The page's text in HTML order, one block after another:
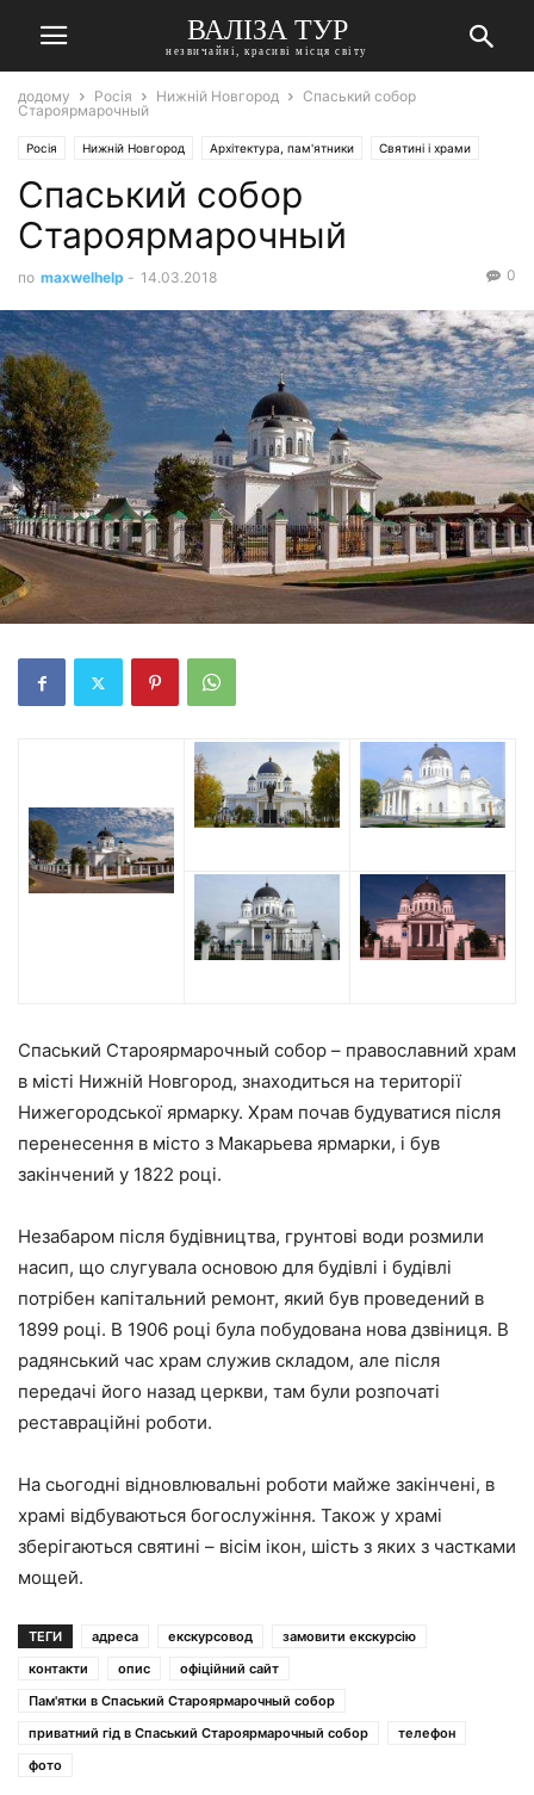
ВАЛІЗА ТУР
незвичайні, красиві місця світу
додому Росія Нижній Новгород
Спаський собор
Староярмарочный
Росія Нижній Новгород Архітектура, пам'ятники Святині і храми
Спаський собор
Староярмарочный
по maxwelhelp - 14.03.2018 0
Спаський Староярмарочный собор – православний храм
в місті Нижній Новгород, знаходиться на території
Нижегородської ярмарку. Храм почав будуватися після
перенесення в місто з Макарьева ярмарки, і був
закінчений у 1822 році.
Незабаром після будівництва, грунтові води розмили
насип, що слугувала основою для будівлі і будівлі
потрібен капітальний ремонт, який був проведений в
1899 році. В 1906 році була побудована нова дзвіниця. В
радянський час храм служив складом, але після
передачі його назад церкви, там були розпочаті
реставраційні роботи.
На сьогодні відновлювальні роботи майже закінчені, в
храмі відбуваються богослужіння. Також у храмі
зберігаються святині – вісім ікон, шість з яких з частками
мощей.
ТЕГИ адреса екскурсовод
замовити екскурсію
контакти
опис
офіційний сайт
Пам'ятки в Спаський Староярмарочный собор
приватний гід в Спаський Староярмарочный собор
телефон
фото